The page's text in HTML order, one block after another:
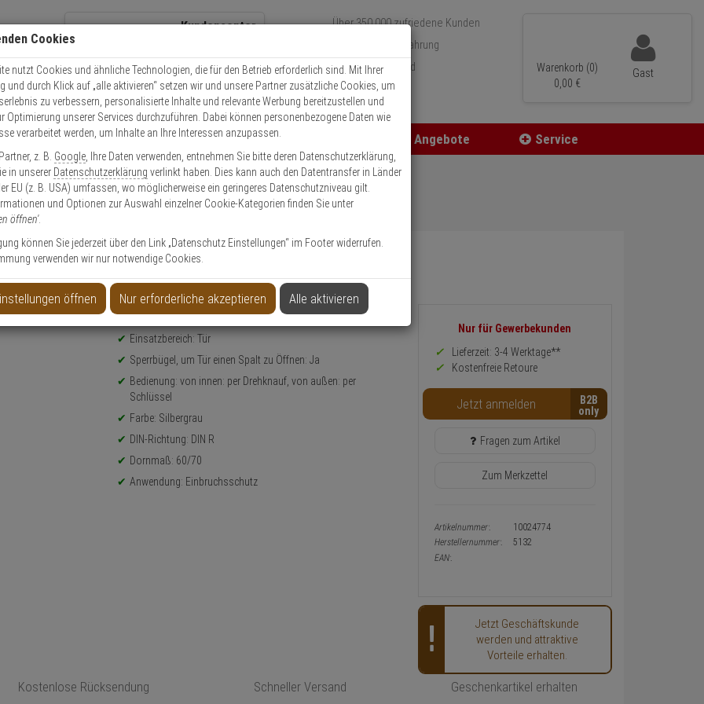
Kundencenter
Kontaktservice nutzen
Mo. - Do.: 8:00 - 16:30 Fr. 8:00 - 14:00 Uhr
Über 350.000 zufriedene Kunden
Über 15 Jahre Erfahrung
Schneller Versand
Warenkorb (0)
0, 00 €
Gast
Zutritt Einbruch Angebote Service
Sys. TK5 5132 SGR DIN-R
5132 SGR DIN-R
Produktinformationen
Türzusatzschloss, Kastenriegelschloss - Modell: TK5
Einsatzbereich: Tür
Sperrbügel, um Tür einen Spalt zu Öffnen: Ja
Bedienung: von innen: per Drehknauf, von außen: per
Schlüssel
Farbe: Silbergrau
DIN-Richtung: DIN R
Dornmaß: 60/70
Anwendung: Einbruchsschutz
Informationen
Preis,
Verfügbakeit
Warenkorb-
oder
Konfigurieren-
Nur für Gewerbekunden
Lieferzeit: 3-4 Werktage**
Kostenfreie Retoure
Jetzt anmelden B2B
Fragen zum Artikel
Zum Merkzettel
Artikelnummer:
10024774
Herstellernummer:
5132
EAN:
Jetzt Geschäftskunde
werden und attraktive
Vorteile erhalten.
Kostenlose Rücksendung Schneller Versand Geschenkartikel erhalten
Cookies
nutzt Cookies und ähnliche Technologien, die für den Betrieb erforderlich sind. Mit Ihrer
und durch Klick auf „alle aktivieren“ setzen wir und unsere Partner zusätzliche Cookies, um
zu verbessern, personalisierte Inhalte und relevante Werbung bereitzustellen und
Optimierung unserer Services durchzuführen. Dabei können personenbezogene Daten wie
verarbeitet werden, um Inhalte an Ihre Interessen anzupassen.
z. B. Google , Ihre Daten verwenden, entnehmen Sie bitte deren Datenschutzerklärung,
in unserer Datenschutzerklärung verlinkt haben. Dies kann auch den Datentransfer in Länder
EU (z. B. USA) umfassen, wo möglicherweise ein geringeres Datenschutzniveau gilt.
und Optionen zur Auswahl einzelner Cookie-Kategorien finden Sie unter
öffnen'.
können Sie jederzeit über den Link „Datenschutz Einstellungen“ im Footer widerrufen.
verwenden wir nur notwendige Cookies.
öffnen Nur erforderliche akzeptieren Alle aktivieren